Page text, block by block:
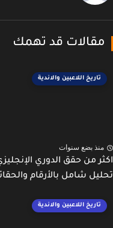
قد تهمك
تاريخ اللاعبين والاندية
بضع سنوات
من حقق الدوري الإنجليزي..
شامل بالأرقام والحقائق
تاريخ اللاعبين والاندية